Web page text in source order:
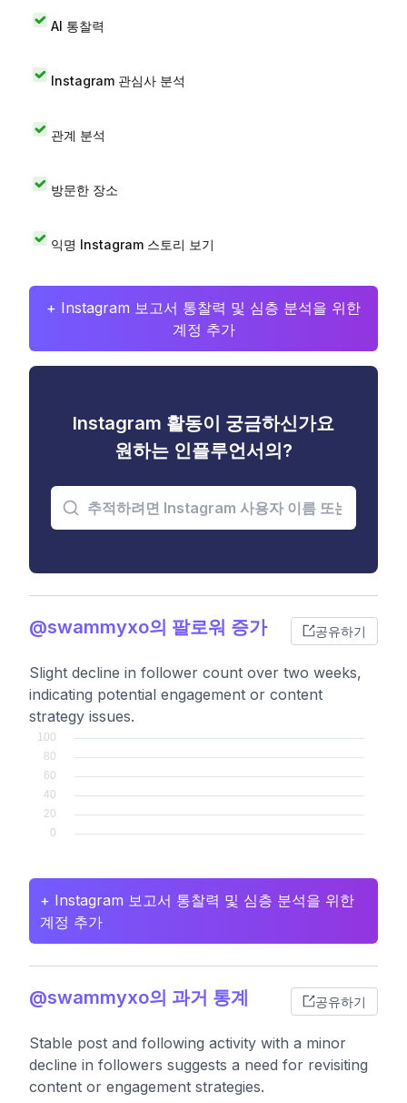
AI 통찰력
Instagram 관심사 분석
관계 분석
방문한 장소
익명 Instagram 스토리 보기
+ Instagram 보고서 통찰력 및 심층 분석을 위한
계정 추가
Instagram 활동이 궁금하신가요
원하는 인플루언서의?
@swammyxo의 팔로워 증가 공유하기
Slight decline in follower count over two weeks,
indicating potential engagement or content
strategy issues.
+ Instagram 보고서 통찰력 및 심층 분석을 위한
계정 추가
@swammyxo의 과거 통계 공유하기
Stable post and following activity with a minor
decline in followers suggests a need for revisiting
content or engagement strategies.